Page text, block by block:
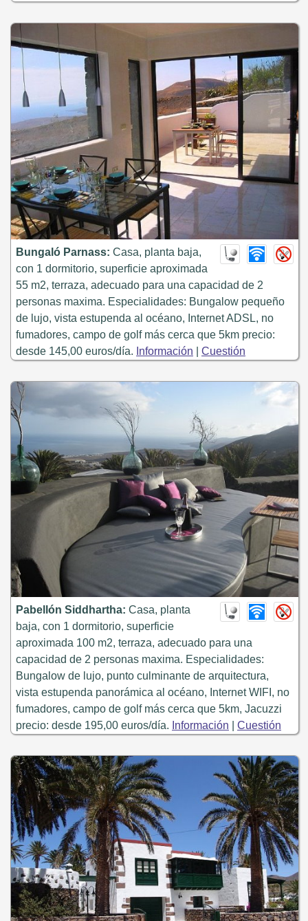
Bungaló Parnass: Casa, planta baja,
con 1 dormitorio, superficie aproximada
55 m2, terraza, adecuado para una capacidad de 2
personas maxima. Especialidades: Bungalow pequeño
de lujo, vista estupenda al océano, Internet ADSL, no
fumadores, campo de golf más cerca que 5km precio:
desde 145,00 euros/día. Información Cuestión
Pabellón Siddhartha: Casa, planta
baja, con 1 dormitorio, superficie
aproximada 100 m2, terraza, adecuado para una
capacidad de 2 personas maxima. Especialidades:
Bungalow de lujo, punto culminante de arquitectura,
vista estupenda panorámica al océano, Internet WIFI, no
fumadores, campo de golf más cerca que 5km, Jacuzzi
precio: desde 195,00 euros/día. Información Cuestión